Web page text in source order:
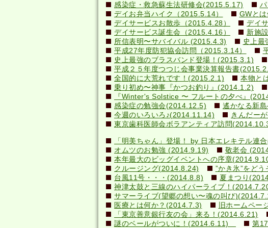
感染症・救急蘇生法研修会(2015.5.17)
デイお弁当ハイク（2015.5.14）
GWと
デイサービスお散歩（2015.4.28）
デイ
デイサービス誕生会（2015.4.16）
新施
所信表明〜サバイバル (2015.4.3)
史上最
平成27年度防犯協会訪問（2015.3.14）
史上最強のブラスバンド登場！(2015.3.1)
平成２５年度つつじ会事業決算報告書
全国的に大荒れです！(2015.2.1)
本物と
乗り初め〜神事『かつお釣り』(2014.1.2)
『Winter's Solstice 〜 フルートの夕べ』
感染症の勉強会(2014.12.5)
遙かなる新
今週のいろいろ♪(2014.11.14)
きんだー
東京歯科医師会ボラアンティア訪問
「明美ちゃん」登場！ by 日本エレキテル連
オムツのお勉強 (2014.9.19)
敬老会
本年最大のビッグイベントへの序章
クルージング(2014.8.24)
”かき氷”をど
台風11号・・・(2014.8.8)
夏まつり
神津太鼓と三線のハイパーライブ！
サマーライブ(望郷の想い〜魂の叫び
医療とは何か？(2014.7.3)
旧ホームペー
「東京善意銀行友の会」来る！(2014.6.21)
謎のベールがついに！(2014.6.11)
第